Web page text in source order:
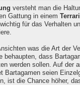
versteht man die
Gattung in einem
für das Verhalten
was die Art der
behaupten, dass
werden sollen. Auf der
Bartagamen seien
ist die Chance höher,